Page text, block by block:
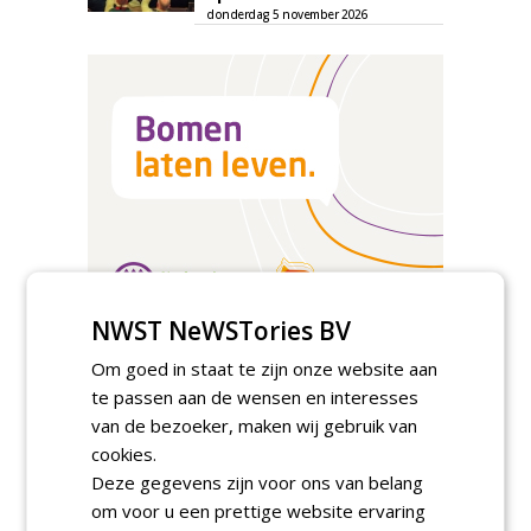
donderdag 5 november 2026
TENDERS
Academisch Ziekenhuis Maastricht gunt
onderhoud terreinen MUMC+ aan Jonkers
Hoveniers, Dolmans Landscaping Group en
Infracilities
dinsdag 4 augustus 2026
NWST NeWSTories BV
Om goed in staat te zijn onze website aan
te passen aan de wensen en interesses
van de bezoeker, maken wij gebruik van
cookies.
Deze gegevens zijn voor ons van belang
om voor u een prettige website ervaring